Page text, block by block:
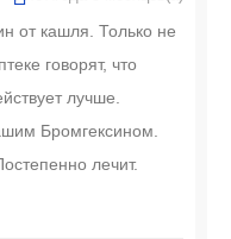
от кашля. Только не
говорят, что
лучше.
Бромгексином.
лечит.